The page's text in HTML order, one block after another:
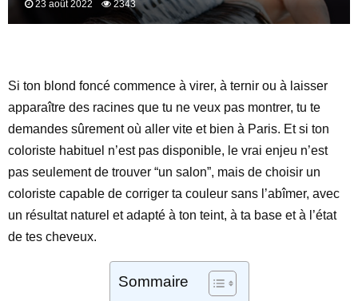
23 août 2022 2343
Si ton blond foncé commence à virer, à ternir ou à laisser
apparaître des racines que tu ne veux pas montrer, tu te
demandes sûrement où aller vite et bien à Paris. Et si ton
coloriste habituel n’est pas disponible, le vrai enjeu n’est
pas seulement de trouver “un salon”, mais de choisir un
coloriste capable de corriger ta couleur sans l’abîmer, avec
un résultat naturel et adapté à ton teint, à ta base et à l’état
de tes cheveux.
Sommaire